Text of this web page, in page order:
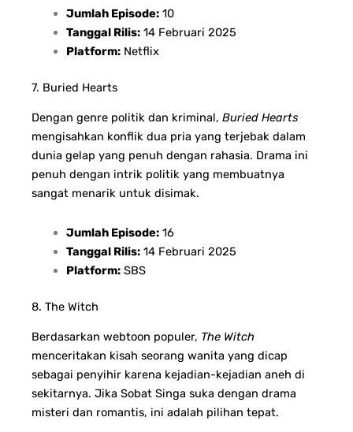
Jumlah Episode:10
Tanggal Rilis:14 Februari 2025
Platform:Netflix
7. Buried Hearts
Dengan genre politik dan kriminal, Buried Hearts
mengisahkan konflik dua pria yang terjebak dalam
dunia gelap yang penuh dengan rahasia. Drama ini
penuh dengan intrik politik yang membuatnya
sangat menarik untuk disimak.
Jumlah Episode:16
Tanggal Rilis:14 Februari 2025
Platform:SBS
8. The Witch
Berdasarkan webtoon populer, The Witch
menceritakan kisah seorang wanita yang dicap
sebagai penyihir karena kejadian-kejadian aneh di
sekitarnya. Jika Sobat Singa suka dengan drama
misteri dan romantis, ini adalah pilihan tepat.